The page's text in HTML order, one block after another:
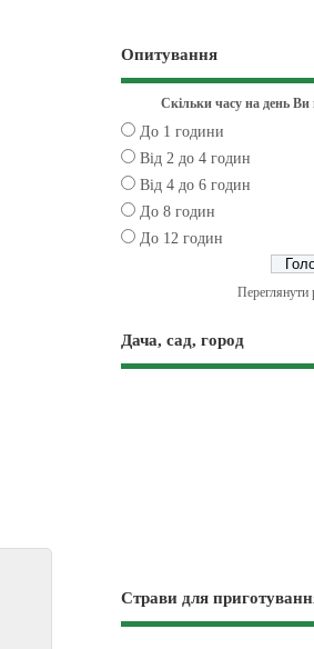
Опитування
Скільки часу на день Ви
До 1 години
Від 2 до 4 годин
Від 4 до 6 годин
До 8 годин
До 12 годин
Переглянути
Дача, сад, город
Страви для